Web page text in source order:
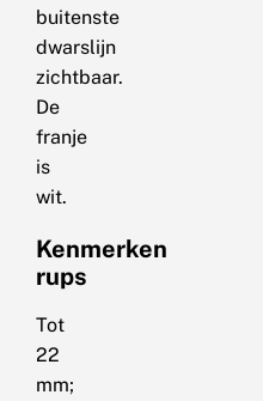
buitenste
dwarslijn
zichtbaar.
De
franje
is
wit.
Kenmerken
rups
Tot
22
mm;